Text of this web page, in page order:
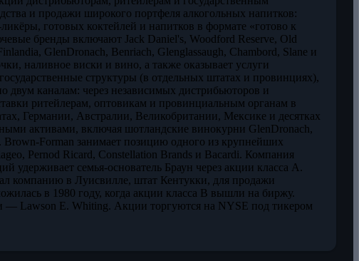
и продажи широкого портфеля алкогольных напитков:
готовых коктейлей и напитков в формате «готово к
бренды включают Jack Daniel's, Woodford Reserve, Old
GlenDronach, Benriach, Glenglassaugh, Chambord, Slane и
наливное виски и вино, а также оказывает услуги
структуры (в отдельных штатах и провинциях),
двум каналам: через независимых дистрибьюторов и
ритейлерам, оптовикам и провинциальным органам в
Германии, Австралии, Великобритании, Мексике и десятках
активами, включая шотландские винокурни GlenDronach,
Brown-Forman занимает позицию одного из крупнейших
Pernod Ricard, Constellation Brands и Bacardi. Компания
удерживает семья-основатель Браун через акции класса A.
компанию в Луисвилле, штат Кентукки, для продажи
в 1980 году, когда акции класса B вышли на биржу.
— Lawson E. Whiting. Акции торгуются на NYSE под тикером